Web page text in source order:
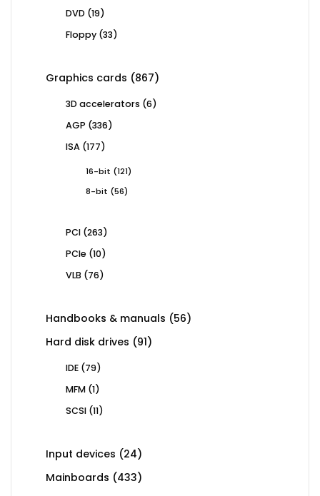
DVD 1919
Floppy 3333
Graphics cards 867867
3D accelerators 66
AGP 336336
ISA 177177
16-bit 121121
8-bit
5656
PCI 263263
PCIe 1010
VLB 7676
Handbooks & manuals 5656
Hard disk drives 9191
IDE 7979
MFM 11
SCSI 1111
Input devices 2424
products
Mainboards 433433